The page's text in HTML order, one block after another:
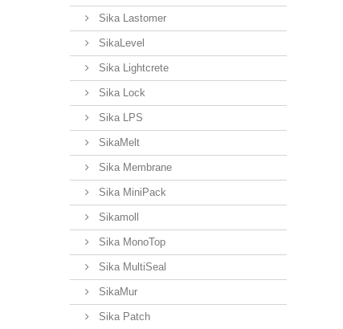
Sika Lastomer
SikaLevel
Sika Lightcrete
Sika Lock
Sika LPS
SikaMelt
Sika Membrane
Sika MiniPack
Sikamoll
Sika MonoTop
Sika MultiSeal
SikaMur
Sika Patch